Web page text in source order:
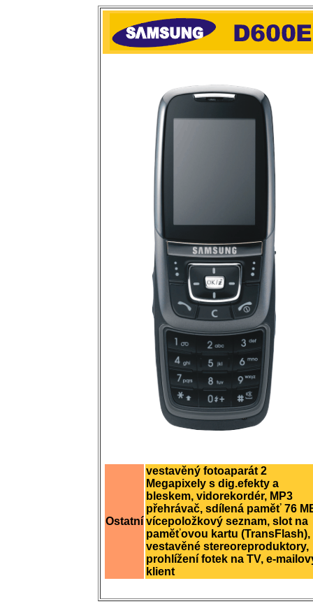
Ostatní
vestavěný fotoaparát 2
Megapixely s dig.efekty a
bleskem, vidorekordér, MP3
přehrávač, sdílená paměť 76
vícepoložkový seznam, slot na
paměťovou kartu (TransFlash),
vestavěné stereoreproduktory,
prohlížení fotek na TV, e-
klient